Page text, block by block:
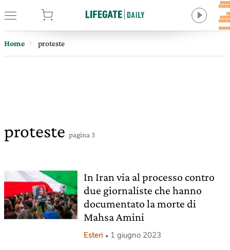
Home proteste
proteste pagina 3
In Iran via al processo contro
due giornaliste che hanno
documentato la morte di
Mahsa Amini
Esteri 1 giugno 2023